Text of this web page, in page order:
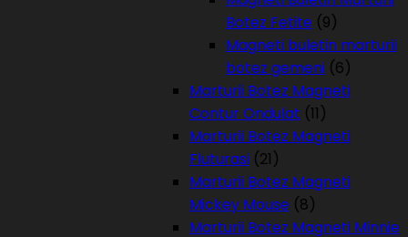
Botez Fetite (9)
Magneti buletin marturii
botez gemeni (6)
Marturii Botez Magneti
Contur Ondulat (11)
Marturii Botez Magneti
Fluturasi (21)
Marturii Botez Magneti
Mickey Mouse (8)
Marturii Botez Magneti Minnie